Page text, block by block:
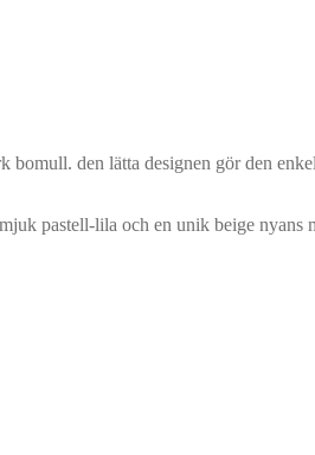
den lätta designen gör den
pastell-lila och en unik beige nyans